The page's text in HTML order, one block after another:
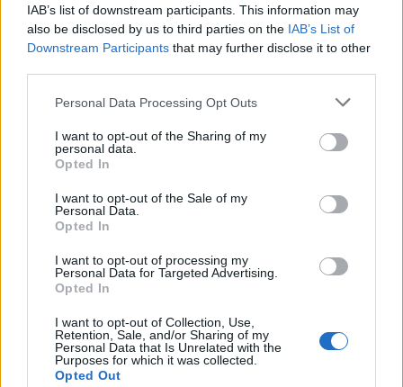
IAB’s list of downstream participants. This information may
also be disclosed by us to third parties on the IAB’s List of
Downstream Participants that may further disclose it to other
Please note that this website/app uses one or more Google
not limited to your visit or usage behaviour. You may click to
grant or deny consent to Google and its third-party tags to
use your data for below specified purposes in below Google
consent section.
Personal Data Processing Opt Outs
I want to opt-out of the Sharing of my
personal data.
Opted In
I want to opt-out of the Sale of my
Personal Data.
Opted In
I want to opt-out of processing my
Personal Data for Targeted Advertising.
Opted In
I want to opt-out of Collection, Use,
Retention, Sale, and/or Sharing of my
Personal Data that Is Unrelated with the
Purposes for which it was collected.
Opted Out
ταυτόχρονα βρήκε την κλίση της σε ένα
παγωτατζίδικο - η κούκλα έβγαινε από το
εργοστάσιο σταθερά στις μύτες των ποδιών της, με
τα πόδια της σε γωνία 40 μοιρών με το έδαφος.